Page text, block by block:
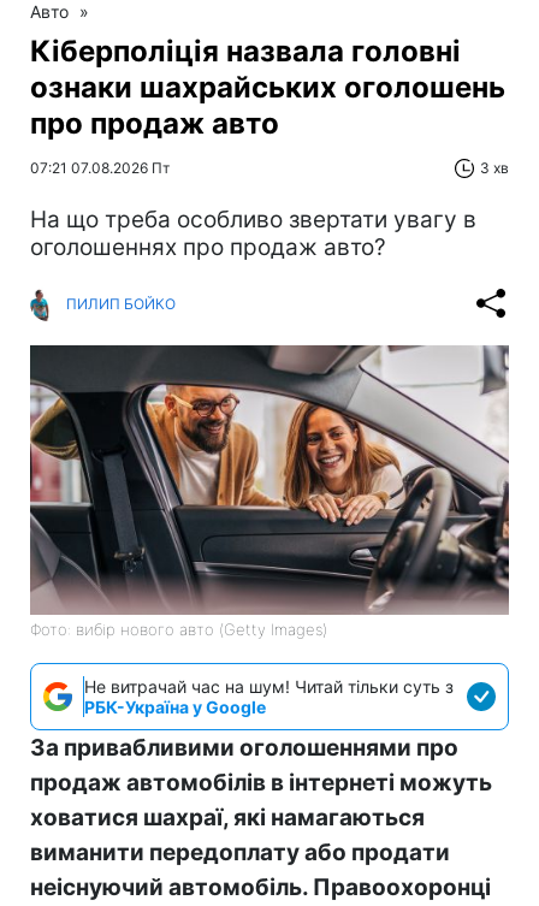
Авто »
Кіберполіція назвала головні
ознаки шахрайських оголошень
про продаж авто
07:21 07.08.2026 Пт 3 хв
На що треба особливо звертати увагу в
оголошеннях про продаж авто?
ПИЛИП БОЙКО
Фото: вибір нового авто (Getty Images)
Не витрачай час на шум! Читай тільки суть з
РБК-Україна у Google
За привабливими оголошеннями про
продаж автомобілів в інтернеті можуть
ховатися шахраї, які намагаються
виманити передоплату або продати
неіснуючий автомобіль. Правоохоронці